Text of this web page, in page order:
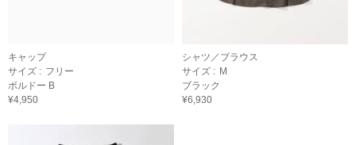
キャップ
サイズ : フリー
ボルドー B
¥4,950
シャツ／ブラウス
サイズ : M
ブラック
¥6,930